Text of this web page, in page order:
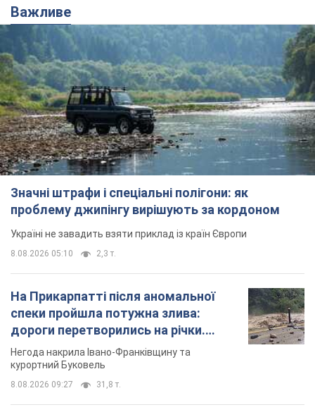
Важливе
Значні штрафи і спеціальні полігони: як
проблему джипінгу вирішують за кордоном
Україні не завадить взяти приклад із країн Європи
8.08.2026 05:10 2,3 т.
На Прикарпатті після аномальної
спеки пройшла потужна злива:
дороги перетворились на річки.
Відео
Негода накрила Івано-Франківщину та
курортний Буковель
8.08.2026 09:27 31,8 т.